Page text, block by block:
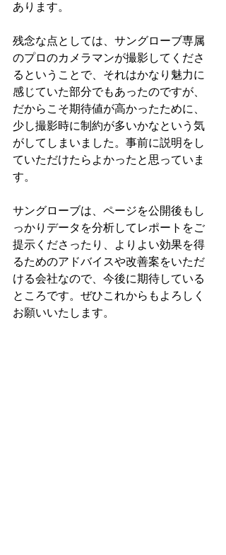
あります。
残念な点としては、サングローブ専属
のプロのカメラマンが撮影してくださ
るということで、それはかなり魅力に
感じていた部分でもあったのですが、
だからこそ期待値が高かったために、
少し撮影時に制約が多いかなという気
がしてしまいました。事前に説明をし
ていただけたらよかったと思っていま
す。
サングローブは、ページを公開後もし
っかりデータを分析してレポートをご
提示くださったり、よりよい効果を得
るためのアドバイスや改善案をいただ
ける会社なので、今後に期待している
ところです。ぜひこれからもよろしく
お願いいたします。